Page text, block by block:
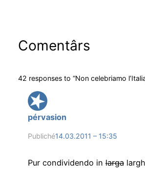
Comentârs
42 responses to “Non celebriamo
pérvasion
Publiché14.03.2011 – 15:35
Pur condividendo inlarga